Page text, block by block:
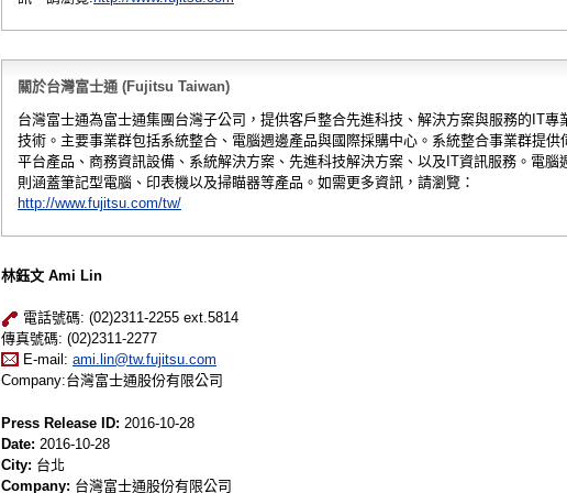
關於台灣富士通 (Fujitsu Taiwan)
台灣富士通為富士通集團台灣子公司，提供客戶整合先進科技、解決方案與服務的IT專
技術。主要事業群包括系統整合、電腦週邊產品與國際採購中心。系統整合事業群提供
平台產品、商務資訊設備、系統解決方案、先進科技解決方案、以及IT資訊服務。電腦
則涵蓋筆記型電腦、印表機以及掃瞄器等產品。如需更多資訊，請瀏覽：
http://www.fujitsu.com/tw/
林鈺文 Ami Lin
電話號碼: (02)2311-2255 ext.5814
傳真號碼: (02)2311-2277
E-mail: ami.lin@tw.fujitsu.com
Company:台灣富士通股份有限公司
Press Release ID: 2016-10-28
Date: 2016-10-28
City: 台北
Company: 台灣富士通股份有限公司